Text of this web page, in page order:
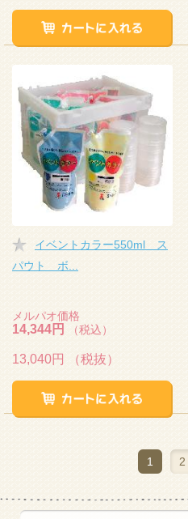
イベントカラー550ml ス
パウト ボ...
メルパオ価格
14,344円 （税込）
13,040円 （税抜）
1 2